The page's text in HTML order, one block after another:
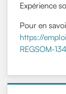
Expérience
Pour en
https://
REGSOM-